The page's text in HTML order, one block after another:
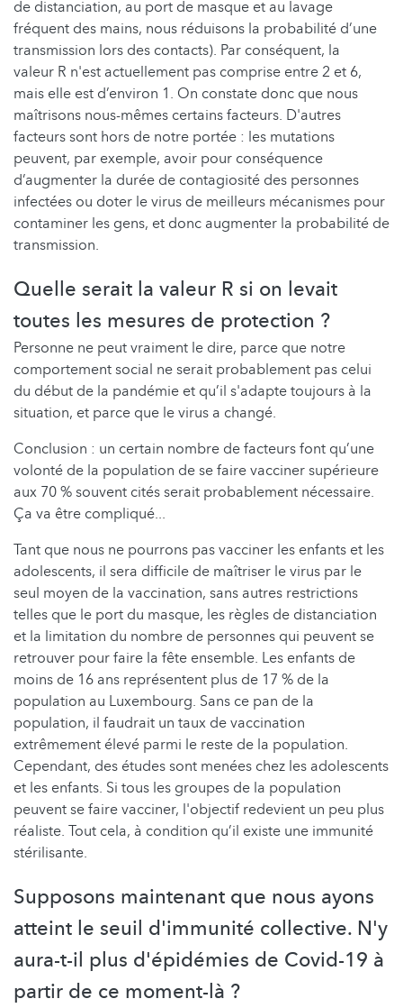
de distanciation, au port de masque et au lavage
fréquent des mains, nous réduisons la probabilité d’une
transmission lors des contacts). Par conséquent, la
valeur R n'est actuellement pas comprise entre 2 et 6,
mais elle est d’environ 1. On constate donc que nous
maîtrisons nous-mêmes certains facteurs. D'autres
facteurs sont hors de notre portée : les mutations
peuvent, par exemple, avoir pour conséquence
d’augmenter la durée de contagiosité des personnes
infectées ou doter le virus de meilleurs mécanismes pour
contaminer les gens, et donc augmenter la probabilité de
transmission.
Quelle serait la valeur R si on levait
toutes les mesures de protection ?
Personne ne peut vraiment le dire, parce que notre
comportement social ne serait probablement pas celui
du début de la pandémie et qu’il s'adapte toujours à la
situation, et parce que le virus a changé.
Conclusion : un certain nombre de facteurs font qu’une
volonté de la population de se faire vacciner supérieure
aux 70 % souvent cités serait probablement nécessaire.
Ça va être compliqué...
Tant que nous ne pourrons pas vacciner les enfants et les
adolescents, il sera difficile de maîtriser le virus par le
seul moyen de la vaccination, sans autres restrictions
telles que le port du masque, les règles de distanciation
et la limitation du nombre de personnes qui peuvent se
retrouver pour faire la fête ensemble. Les enfants de
moins de 16 ans représentent plus de 17 % de la
population au Luxembourg. Sans ce pan de la
population, il faudrait un taux de vaccination
extrêmement élevé parmi le reste de la population.
Cependant, des études sont menées chez les adolescents
et les enfants. Si tous les groupes de la population
peuvent se faire vacciner, l'objectif redevient un peu plus
réaliste. Tout cela, à condition qu’il existe une immunité
stérilisante.
Supposons maintenant que nous ayons
atteint le seuil d'immunité collective. N'y
aura-t-il plus d'épidémies de Covid-19 à
partir de ce moment-là ?